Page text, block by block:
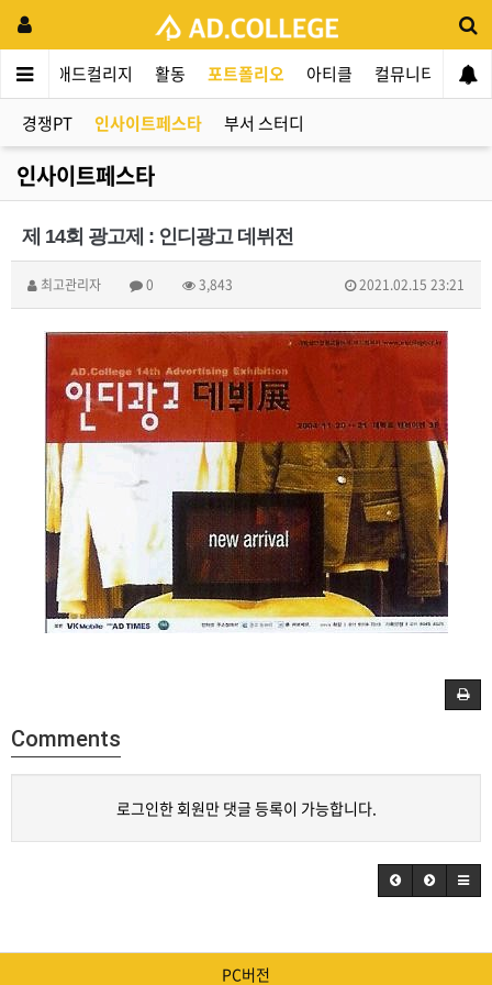
애드컬리지 활동 포트폴리오 아티클 컬뮤니티 애
경쟁PT 인사이트페스타 부서 스터디
인사이트페스타
제 14회 광고제 : 인디광고 데뷔전
최고관리자 0 3,843 2021.02.15 23:21
Comments
로그인한 회원만 댓글 등록이 가능합니다.
PC버전